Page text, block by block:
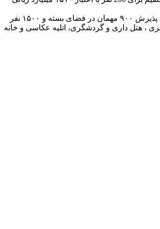
به گفته شاهینی با تکمیل فاز دوم این پروژه برای ۵۲۰ نفر به شکل مستقیم و غیر مستقیم اشتعال زایی صورت می گیرد.در حال حاضر مجموعه ابیت با ظرفیت پذیرش ۹۰۰ مهمان در فضای بسته و ۱۵۰۰ نفر
هتل داری و گردشگری، اتلیه عکاسی و خانه